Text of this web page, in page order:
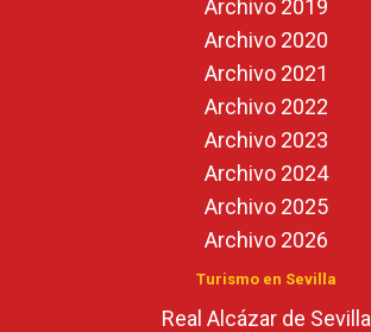
Archivo 2019
Archivo 2020
Archivo 2021
Archivo 2022
Archivo 2023
Archivo 2024
Archivo 2025
Archivo 2026
Turismo en Sevilla
Real Alcázar de Sevilla